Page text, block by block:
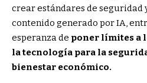
crear estándares de seguridad
contenido generado por IA,
esperanza de poner límites a
la tecnología para la
bienestar económico.